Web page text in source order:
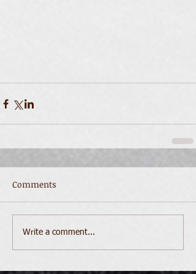
Comments
Write a comment...